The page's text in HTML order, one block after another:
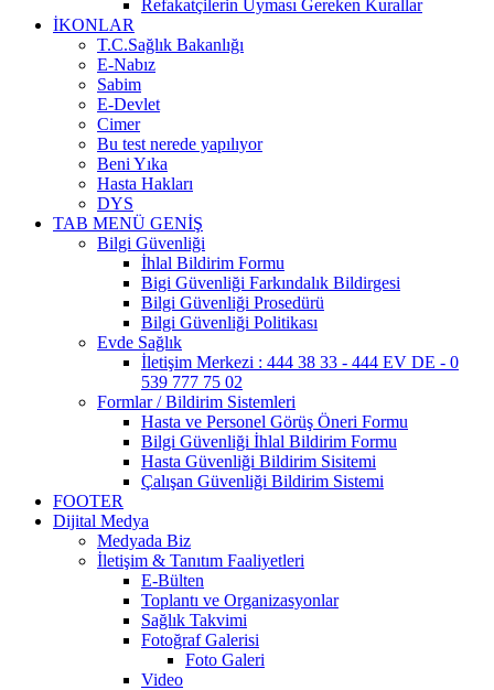
Refakatçilerin Uyması Gereken Kurallar
İKONLAR
T.C.Sağlık Bakanlığı
E-Nabız
Sabim
E-Devlet
Cimer
Bu test nerede yapılıyor
Beni Yıka
Hasta Hakları
DYS
TAB MENÜ GENİŞ
Bilgi Güvenliği
İhlal Bildirim Formu
Bigi Güvenliği Farkındalık Bildirgesi
Bilgi Güvenliği Prosedürü
Bilgi Güvenliği Politikası
Evde Sağlık
İletişim Merkezi : 444 38 33 - 444 EV DE - 0
539 777 75 02
Formlar / Bildirim Sistemleri
Hasta ve Personel Görüş Öneri Formu
Bilgi Güvenliği İhlal Bildirim Formu
Hasta Güvenliği Bildirim Sisitemi
Çalışan Güvenliği Bildirim Sistemi
FOOTER
Dijital Medya
Medyada Biz
İletişim & Tanıtım Faaliyetleri
E-Bülten
Toplantı ve Organizasyonlar
Sağlık Takvimi
Fotoğraf Galerisi
Foto Galeri
Video